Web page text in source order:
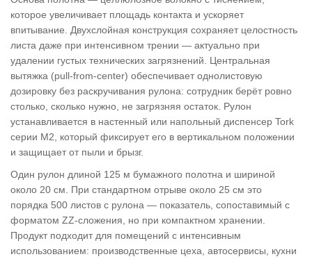
которое увеличивает площадь контакта и ускоряет
впитывание. Двухслойная конструкция сохраняет целостность
листа даже при интенсивном трении — актуально при
удалении густых технических загрязнений. Центральная
вытяжка (pull-from-center) обеспечивает однолистовую
дозировку без раскручивания рулона: сотрудник берёт ровно
столько, сколько нужно, не загрязняя остаток. Рулон
устанавливается в настенный или напольный диспенсер Tork
серии M2, который фиксирует его в вертикальном положении
и защищает от пыли и брызг.
Один рулон длиной 125 м бумажного полотна и шириной
около 20 см. При стандартном отрыве около 25 см это
порядка 500 листов с рулона — показатель, сопоставимый с
форматом ZZ-сложения, но при компактном хранении.
Продукт подходит для помещений с интенсивным
использованием: производственные цеха, автосервисы, кухни